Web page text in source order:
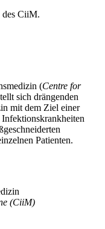
des CiiM.
(Centre for
sich drängenden
mit dem Ziel einer
Patienten.
(CiiM)